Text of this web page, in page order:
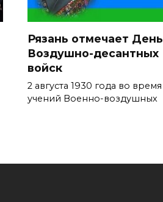
Рязань отмечает День
Воздушно-десантных
войск
2 августа 1930 года во время
учений Военно-воздушных